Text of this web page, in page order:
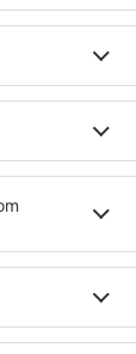
An dem
Ihres
in
mit
Yambol?